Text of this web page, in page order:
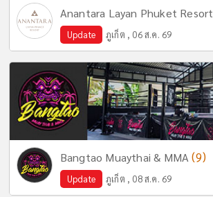
Anantara Layan Phuket Resort
Update ภูเก็ต , 06 ส.ค. 69
Bangtao Muaythai & MMA(9)
Update ภูเก็ต , 08 ส.ค. 69